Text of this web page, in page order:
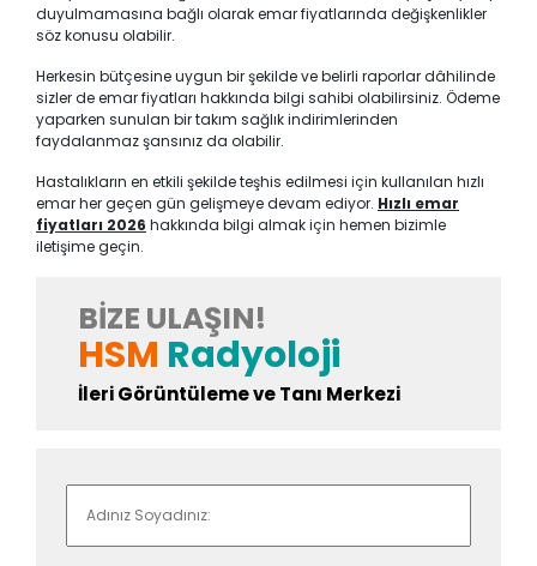
BIZE ULAŞIN!
HSM Radyoloji
İleri Görüntüleme ve Tanı Merkezi
duyulmamasına bağlı olarak emar fiyatlarında değişkenlikler
söz konusu olabilir.
Herkesin bütçesine uygun bir şekilde ve belirli raporlar dâhilinde
sizler de emar fiyatları hakkında bilgi sahibi olabilirsiniz. Ödeme
yaparken sunulan bir takım sağlık indirimlerinden
faydalanmaz şansınız da olabilir.
Hastalıkların en etkili şekilde teşhis edilmesi için kullanılan hızlı
emar her geçen gün gelişmeye devam ediyor. Hızlı emar
fiyatları 2026 hakkında bilgi almak için hemen bizimle
iletişime geçin.